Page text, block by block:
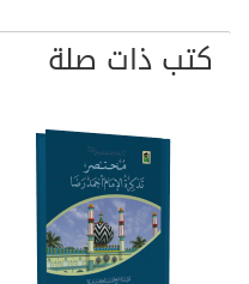
كتب ذات صلة